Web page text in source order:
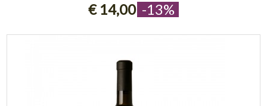
€ 14,00 -13%